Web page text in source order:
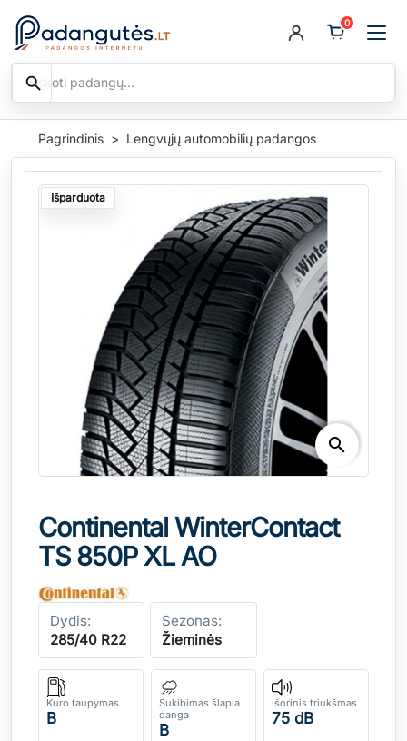
Ieškoti
search
0
Pagrindinis Lengvųjų automobilių padangos
Išparduota
search
Continental WinterContact
TS 850P XL AO
Dydis:
285/40 R22
Sezonas:
Žieminės
Kuro taupymas
B
Sukibimas šlapia
danga
B
Išorinis triukšmas
75 dB